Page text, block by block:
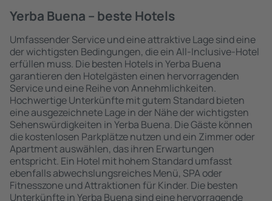
Yerba Buena – beste Hotels
Umfassender Service und eine attraktive Lage sind eine
der wichtigsten Bedingungen, die ein All-Inclusive-Hotel
erfüllen muss. Die besten Hotels in Yerba Buena
garantieren den Hotelgästen einen hervorragenden
Service und eine Reihe von Annehmlichkeiten.
Hochwertige Unterkünfte mit gutem Standard bieten
eine ausgezeichnete Lage in der Nähe der wichtigsten
Sehenswürdigkeiten in Yerba Buena. Die Gäste können
die kostenlosen Parkplätze nutzen und ein Zimmer oder
Apartment auswählen, das ihren Erwartungen
entspricht. Ein Hotel mit hohem Standard umfasst
ebenfalls abwechslungsreiches Menü, SPA oder
Fitnesszone und Attraktionen für Kinder. Die besten
Unterkünfte in Yerba Buena sind eine hervorragende